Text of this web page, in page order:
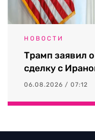
НОВОСТИ
Трамп заявил
сделку с
06.08.2026 / 07:12